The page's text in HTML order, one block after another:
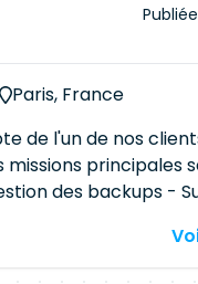
Paris, France
de l'un de nos
missions principales
des backups -
/ reporting -